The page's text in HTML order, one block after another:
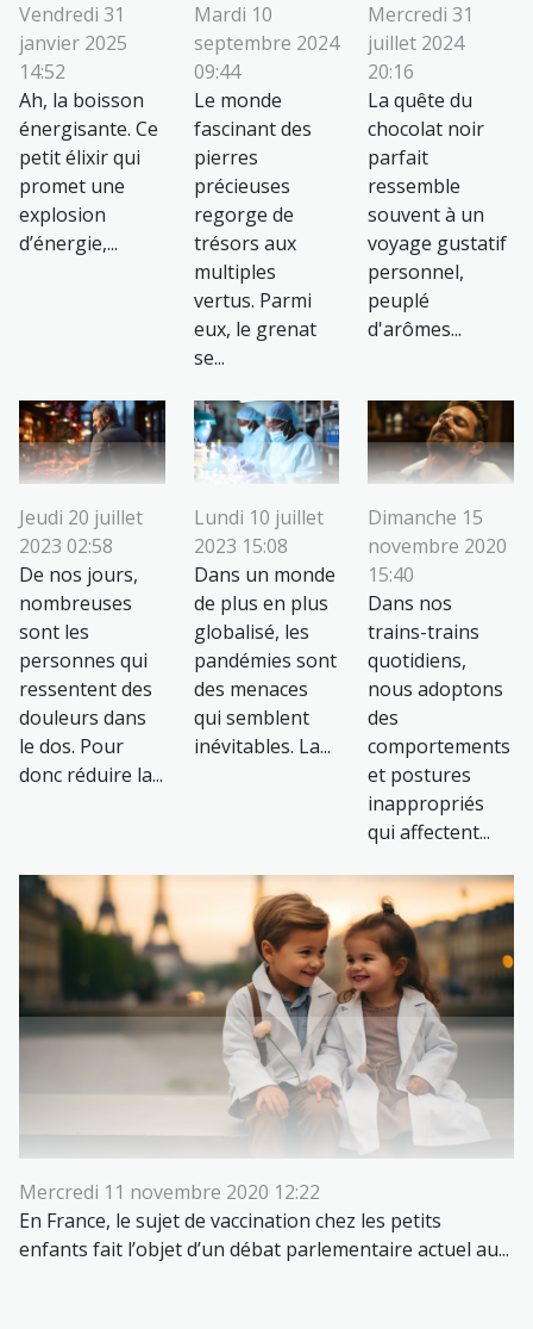
Vendredi 31
janvier 2025
14:52
Ah, la boisson
énergisante. Ce
petit élixir qui
promet une
explosion
d’énergie,...
Mardi 10
septembre 2024
09:44
Le monde
fascinant des
pierres
précieuses
regorge de
trésors aux
multiples
vertus. Parmi
eux, le grenat
se...
Mercredi 31
juillet 2024
20:16
La quête du
chocolat noir
parfait
ressemble
souvent à un
voyage gustatif
personnel,
peuplé
d'arômes...
Jeudi 20 juillet
2023 02:58
De nos jours,
nombreuses
sont les
personnes qui
ressentent des
douleurs dans
le dos. Pour
donc réduire la...
Lundi 10 juillet
2023 15:08
Dans un monde
de plus en plus
globalisé, les
pandémies sont
des menaces
qui semblent
inévitables. La...
Dimanche 15
novembre 2020
15:40
Dans nos
trains-trains
quotidiens,
nous adoptons
des
comportements
et postures
inappropriés
qui affectent...
Mercredi 11 novembre 2020 12:22
En France, le sujet de vaccination chez les petits
enfants fait l’objet d’un débat parlementaire actuel au...